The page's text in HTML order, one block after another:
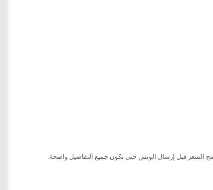
السعر قبل إرسال الونش حتى تكون جميع التفاصيل واضحة.